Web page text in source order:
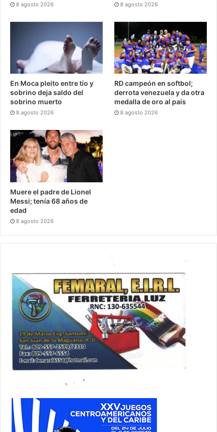
8 agosto 2026 8 agosto 2026
En Moca pleito entre tío y
sobrino deja saldo del
sobrino muerto
8 agosto 2026
RD campeón en softbol;
derrota venezuela y da otra
medalla de oro al país
8 agosto 2026
Muere el padre de Lionel
Messi; tenía 68 años de
edad
8 agosto 2026